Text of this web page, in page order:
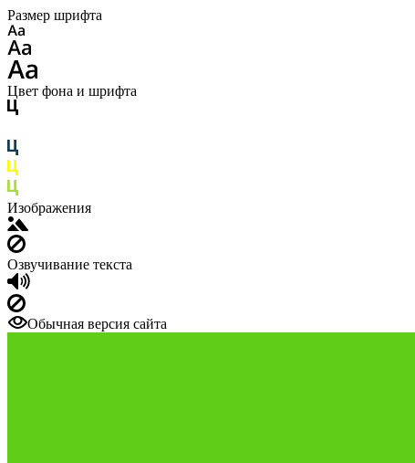
Размер шрифта
Цвет фона и шрифта
Изображения
Озвучивание текста
Обычная версия сайта